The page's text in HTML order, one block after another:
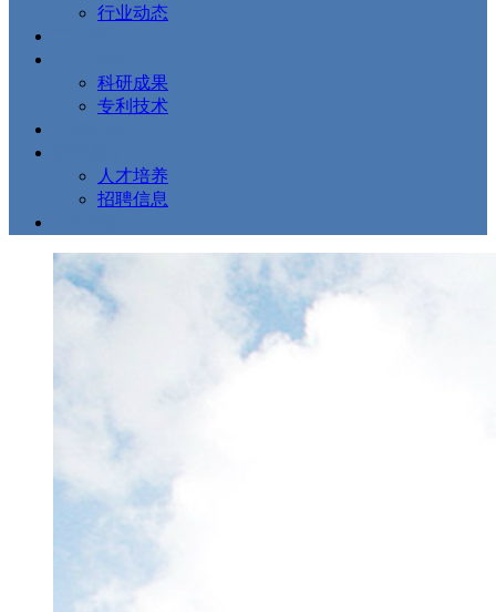
行业动态
科研成果
专利技术
人才培养
招聘信息